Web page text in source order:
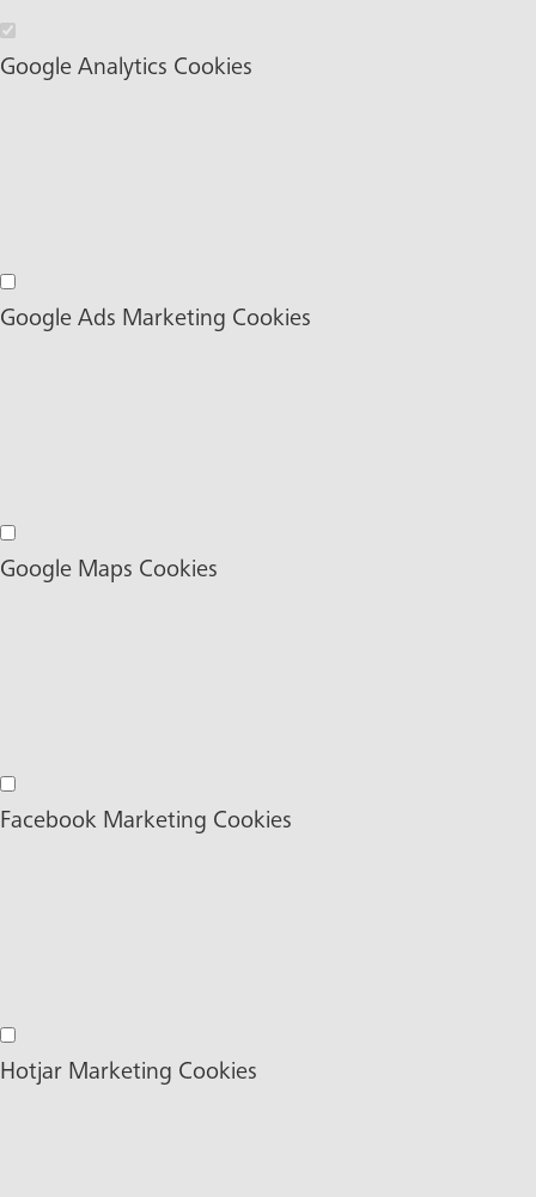
Wesentliche Cookies
Google Analytics Cookies
Google Analytics Cookies
Google Ads Marketing Cookies
Google Ads Marketing Cookies
Google Maps Cookies
Google Maps Cookies
Facebook Marketing Cookies
Facebook Marketing Cookies
Hotjar Marketing Cookies